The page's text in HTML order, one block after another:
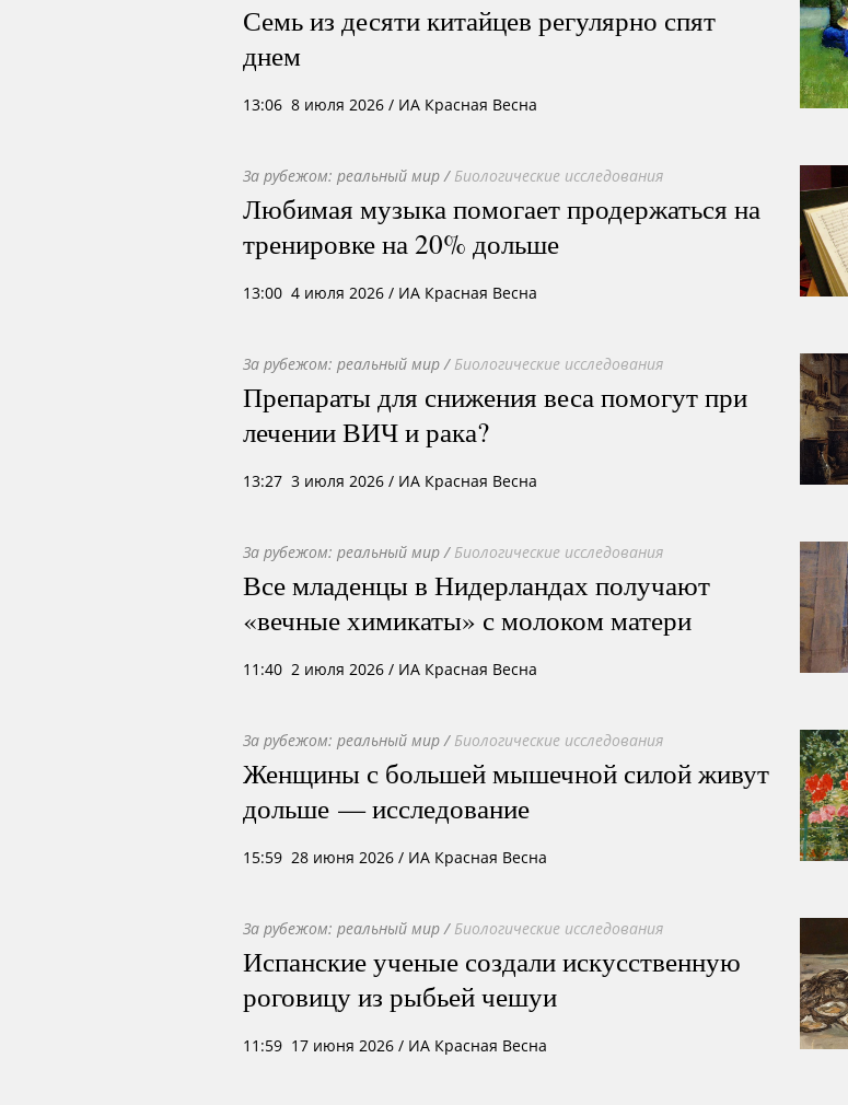
Семь из десяти китайцев регулярно спят
днем
13:06 8 июля 2026 / ИА Красная Весна
За рубежом: реальный мир / Биологические исследования
Любимая музыка помогает продержаться на
тренировке на 20% дольше
13:00 4 июля 2026 / ИА Красная Весна
За рубежом: реальный мир / Биологические исследования
Препараты для снижения веса помогут при
лечении ВИЧ и рака?
13:27 3 июля 2026 / ИА Красная Весна
За рубежом: реальный мир / Биологические исследования
Все младенцы в Нидерландах получают
«вечные химикаты» с молоком матери
11:40 2 июля 2026 / ИА Красная Весна
За рубежом: реальный мир / Биологические исследования
Женщины с большей мышечной силой живут
дольше — исследование
15:59 28 июня 2026 / ИА Красная Весна
За рубежом: реальный мир / Биологические исследования
Испанские ученые создали искусственную
роговицу из рыбьей чешуи
11:59 17 июня 2026 / ИА Красная Весна